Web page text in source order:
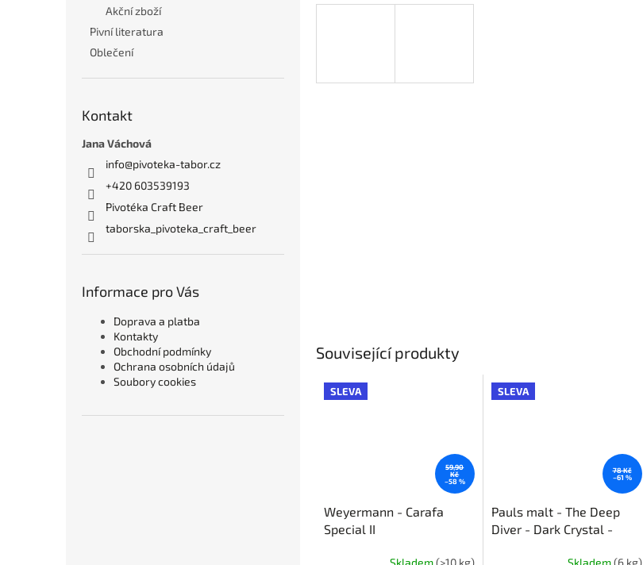
Akční zboží
Pivní literatura
Oblečení
Kontakt
Jana Váchová
info@pivoteka-tabor.cz
+420 603539193
Pivotéka Craft Beer
taborska_pivoteka_craft_beer
Informace pro Vás
Doprava a platba
Kontakty
Obchodní podmínky
Ochrana osobních údajů
Soubory cookies
Související produkty
SLEVA
59,90
Kč
–58 %
Weyermann - Carafa
Special II
Skladem(>10 kg)
SLEVA
78 Kč
–61 %
Pauls malt - The Deep
Diver - Dark Crystal -
Skladem(6 kg)